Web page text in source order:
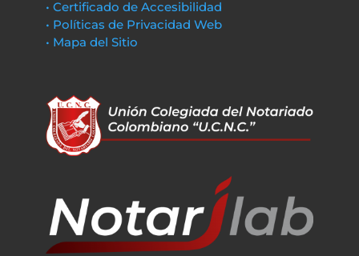
• Certificado de Accesibilidad
• Políticas de Privacidad Web
• Mapa del Sitio